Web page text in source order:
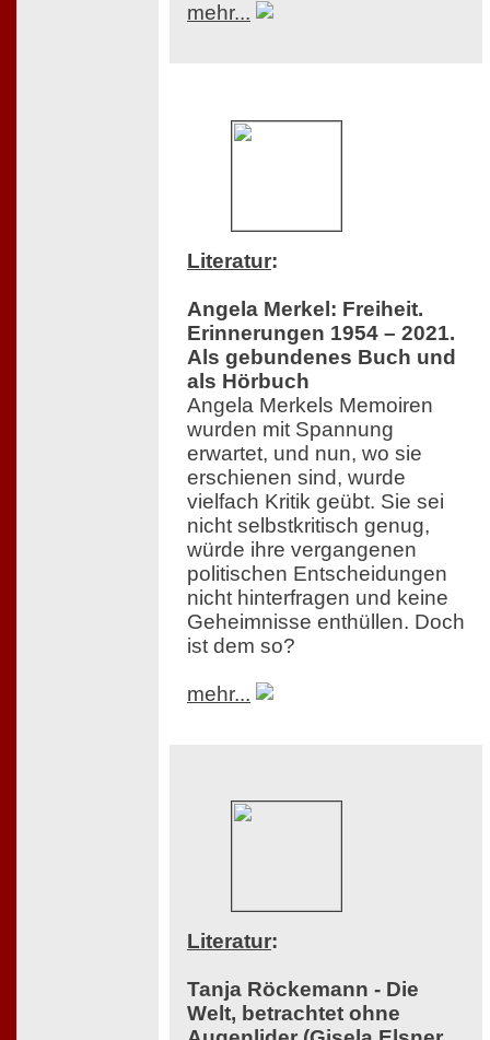
mehr...
Literatur:
Angela Merkel: Freiheit.
Erinnerungen 1954 – 2021.
Als gebundenes Buch und
als Hörbuch
Angela Merkels Memoiren
wurden mit Spannung
erwartet, und nun, wo sie
erschienen sind, wurde
vielfach Kritik geübt. Sie sei
nicht selbstkritisch genug,
würde ihre vergangenen
politischen Entscheidungen
nicht hinterfragen und keine
Geheimnisse enthüllen. Doch
ist dem so?
mehr...
Literatur:
Tanja Röckemann - Die
Welt, betrachtet ohne